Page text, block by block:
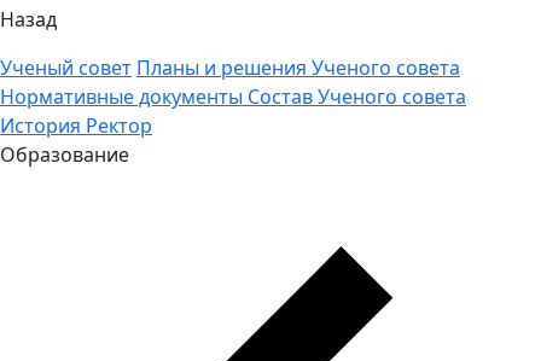
Назад
Ученый совет Планы и решения Ученого совета
Нормативные документы Состав Ученого совета
История Ректор
Образование